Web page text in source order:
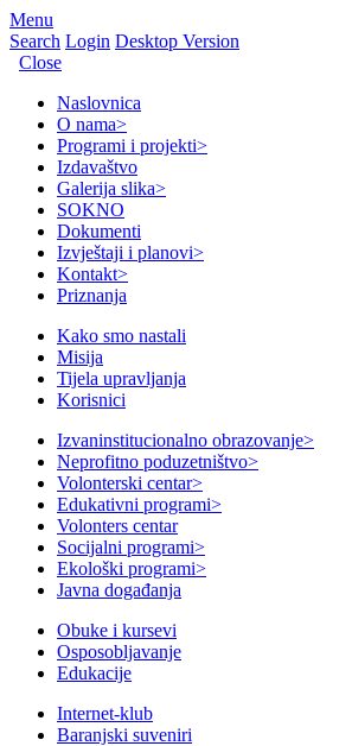
Menu
Search Login Desktop Version
Close
Naslovnica
O nama>
Programi i projekti>
Izdavaštvo
Galerija slika>
SOKNO
Dokumenti
Izvještaji i planovi>
Kontakt>
Priznanja
Kako smo nastali
Misija
Tijela upravljanja
Korisnici
Izvaninstitucionalno obrazovanje>
Neprofitno poduzetništvo>
Volonterski centar>
Edukativni programi>
Volonters centar
Socijalni programi>
Ekološki programi>
Javna događanja
Obuke i kursevi
Osposobljavanje
Edukacije
Internet-klub
Baranjski suveniri